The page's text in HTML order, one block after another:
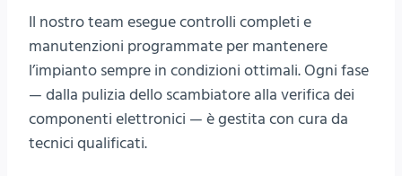
Il nostro team esegue controlli completi e
manutenzioni programmate per mantenere
l’impianto sempre in condizioni ottimali. Ogni fase
— dalla pulizia dello scambiatore alla verifica dei
componenti elettronici — è gestita con cura da
tecnici qualificati.